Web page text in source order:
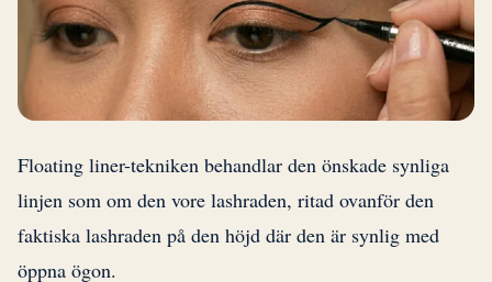
Floating liner-tekniken behandlar den önskade synliga
linjen som om den vore lashraden, ritad ovanför den
faktiska lashraden på den höjd där den är synlig med
öppna ögon.